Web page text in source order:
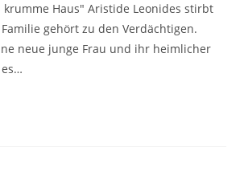
krumme Haus" Aristide Leonides stirbt
gehört zu den Verdächtigen.
neue junge Frau und ihr heimlicher